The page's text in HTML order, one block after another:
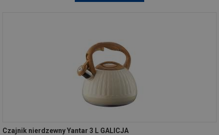
Czajnik nierdzewny Yantar 3 L GALICJA